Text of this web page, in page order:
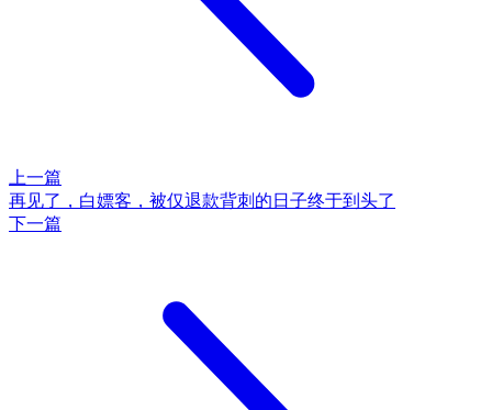
上一篇
再见了，白嫖客，被仅退款背刺的日子终于到头了
下一篇